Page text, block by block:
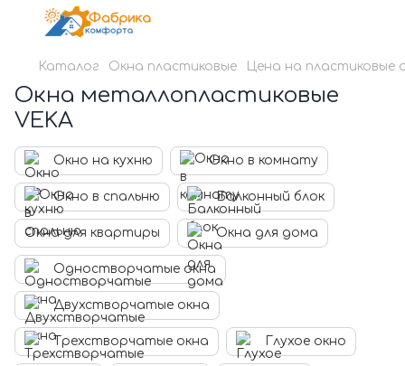
Каталог Окна пластиковые Цена на пластиковые
Окна металлопластиковые
VEKA
Окно на кухню Окно в комнату
Окно в спальню Балконный блок
Окна для квартиры Окна для дома
Одностворчатые окна
Двухстворчатые окна
Трехстворчатые окна Глухое окно